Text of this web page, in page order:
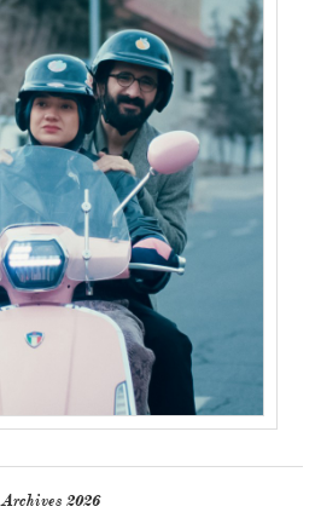
Archives 2026